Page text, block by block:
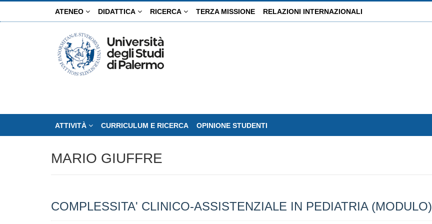
ATENEO DIDATTICA RICERCA TERZA MISSIONE RELAZIONI INTERNAZIONALI
ATTIVITÀ CURRICULUM E RICERCA OPINIONE STUDENTI
MARIO GIUFFRE
COMPLESSITA' CLINICO-ASSISTENZIALE IN PEDIATRIA (MODULO)